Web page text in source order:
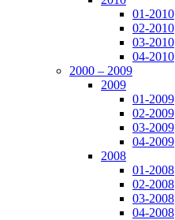
01-2010
02-2010
03-2010
04-2010
2000 – 2009
2009
01-2009
02-2009
03-2009
04-2009
2008
01-2008
02-2008
03-2008
04-2008